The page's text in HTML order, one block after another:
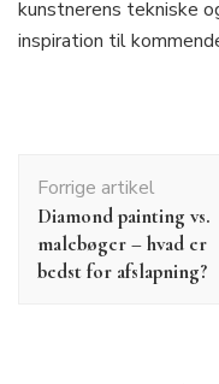
kunstnerens tekniske
inspiration til
Forrige artikel
Diamond painting vs.
malebøger – hvad er
bedst for afslapning?